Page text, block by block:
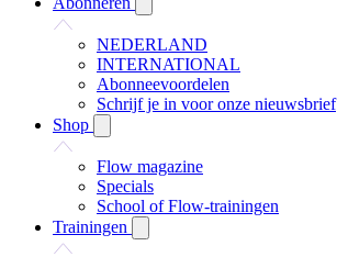
NEDERLAND
INTERNATIONAL
Abonneevoordelen
Schrijf je in voor onze nieuwsbrief
Shop
Flow magazine
Specials
School of Flow-trainingen
Trainingen